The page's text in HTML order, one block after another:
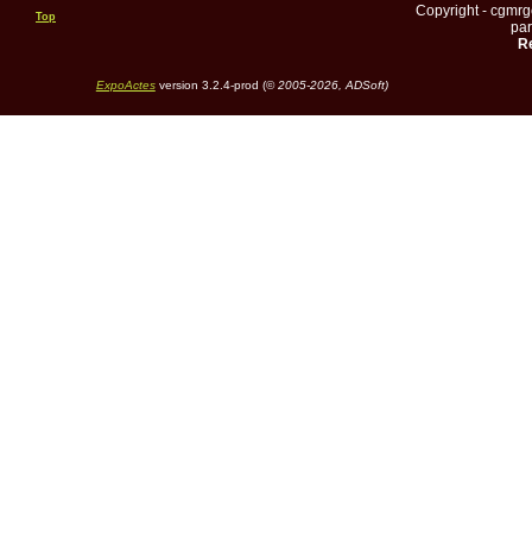
Top
Copyright -
ExpoActesversion 3.2.4-prod (©2005-2026, ADSoft)